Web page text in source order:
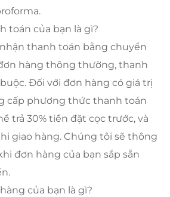
toán của bạn là gì?
thanh toán bằng chuyển
hàng thông thường, thanh
Đối với đơn hàng có giá trị
cấp phương thức thanh toán
trả 30% tiền đặt cọc trước, và
giao hàng. Chúng tôi sẽ thông
đơn hàng của bạn sắp sẵn
của bạn là gì?